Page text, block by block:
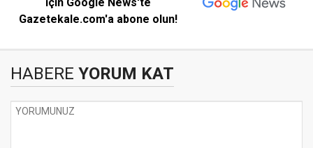
için Google News'te
Gazetekale.com'a abone olun!
HABERE YORUM KAT